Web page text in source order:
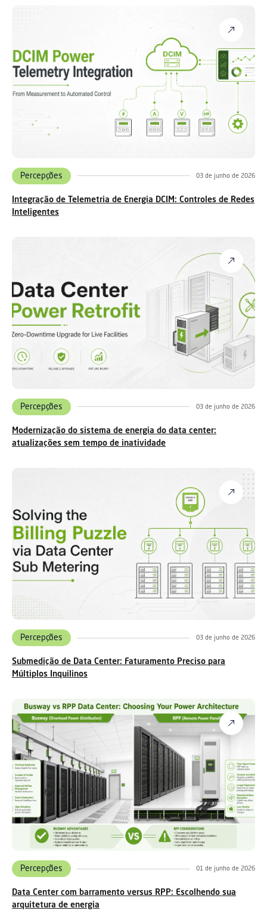
Percepções 03 de junho de 2026
Integração de Telemetria de Energia DCIM: Controles de Redes
Inteligentes
Percepções 03 de junho de 2026
Modernização do sistema de energia do data center:
atualizações sem tempo de inatividade
Percepções 03 de junho de 2026
Submedição de Data Center: Faturamento Preciso para
Múltiplos Inquilinos
Percepções 01 de junho de 2026
Data Center com barramento versus RPP: Escolhendo sua
arquitetura de energia